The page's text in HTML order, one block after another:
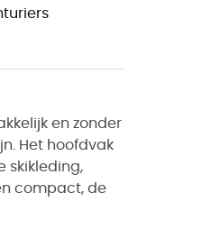
en zonder
Het hoofdvak
skikleding,
compact, de